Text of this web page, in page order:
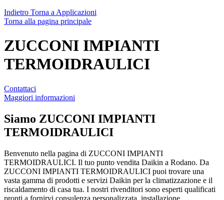
Indietro Torna a Applicazioni
Torna alla pagina principale
ZUCCONI IMPIANTI
TERMOIDRAULICI
Contattaci
Maggiori informazioni
Siamo ZUCCONI IMPIANTI
TERMOIDRAULICI
Benvenuto nella pagina di ZUCCONI IMPIANTI
TERMOIDRAULICI. Il tuo punto vendita Daikin a Rodano. Da
ZUCCONI IMPIANTI TERMOIDRAULICI puoi trovare una
vasta gamma di prodotti e servizi Daikin per la climatizzazione e il
riscaldamento di casa tua. I nostri rivenditori sono esperti qualificati
pronti a fornirvi consulenza personalizzata, installazione